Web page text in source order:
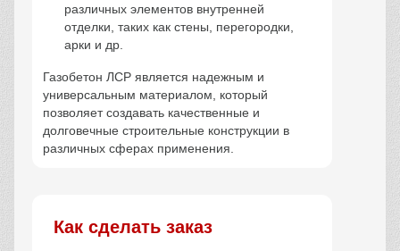
различных элементов внутренней
отделки, таких как стены, перегородки,
арки и др.
Газобетон ЛСР является надежным и
универсальным материалом, который
позволяет создавать качественные и
долговечные строительные конструкции в
различных сферах применения.
Как сделать заказ